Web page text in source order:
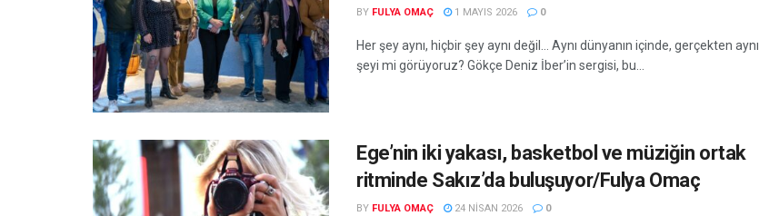
BY FULYA OMAÇ 1 MAYIS 2026 0
Her şey aynı, hiçbir şey aynı değil… Aynı dünyanın içinde, gerçekten aynı
şeyi mi görüyoruz? Gökçe Deniz İber’in sergisi, bu...
Ege’nin iki yakası, basketbol ve müziğin ortak
ritminde Sakız’da buluşuyor/Fulya Omaç
BY FULYA OMAÇ 24 NISAN 2026 0